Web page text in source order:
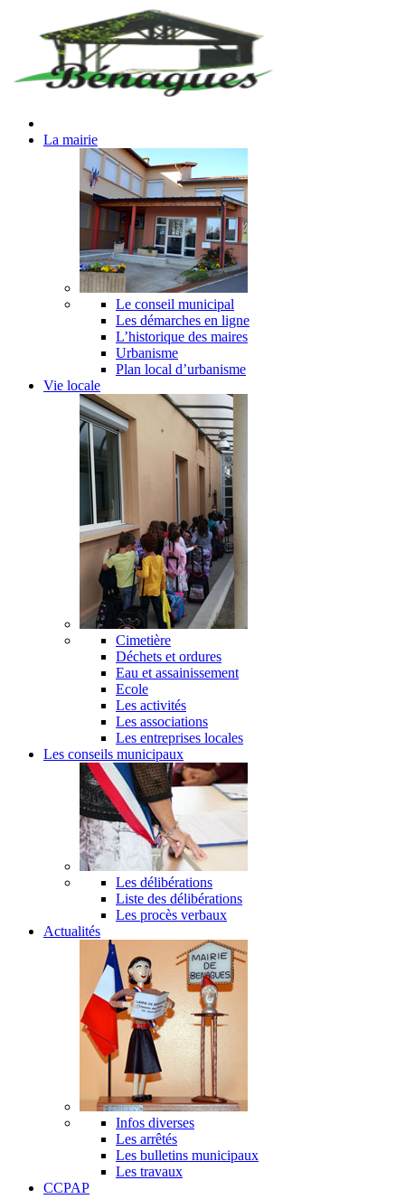
La mairie
Le conseil municipal
Les démarches en ligne
L’historique des maires
Urbanisme
Plan local d’urbanisme
Vie locale
Cimetière
Déchets et ordures
Eau et assainissement
Ecole
Les activités
Les associations
Les entreprises locales
Les conseils municipaux
Les délibérations
Liste des délibérations
Les procès verbaux
Actualités
Infos diverses
Les arrêtés
Les bulletins municipaux
Les travaux
CCPAP